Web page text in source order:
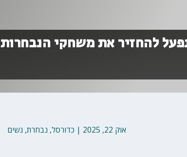
להחזיר את משחקי הנבחרות
אוק 22, 2025 | כדורסל, נבחרת, נשים